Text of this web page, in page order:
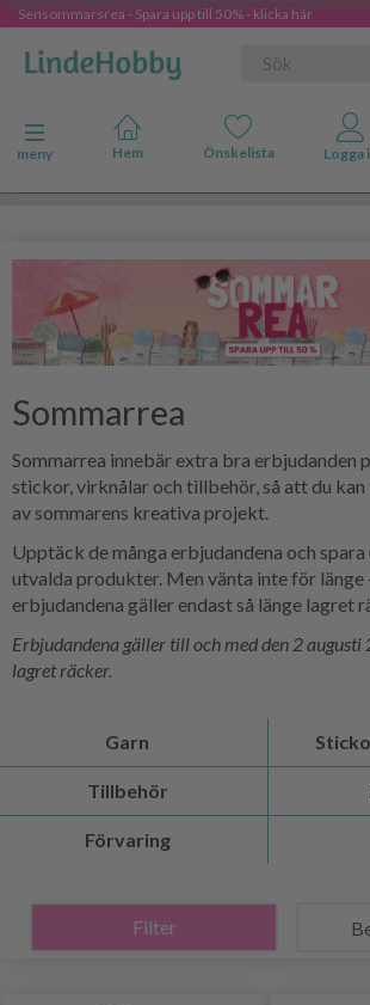
Sensommarsrea - Spara upp till 50% - klicka här
Ändra navigering
meny
Sommarrea
Sommarrea innebär extra bra erbjudanden
stickor, virknålar och tillbehör, så att du kan
av sommarens kreativa projekt.
Upptäck de många erbjudandena och
utvalda produkter. Men vänta inte för länge
erbjudandena gäller endast så länge lagret
Erbjudandena gäller till och med den 2 augusti
lagret räcker.
Garn
Tillbehör
Förvaring
Filter